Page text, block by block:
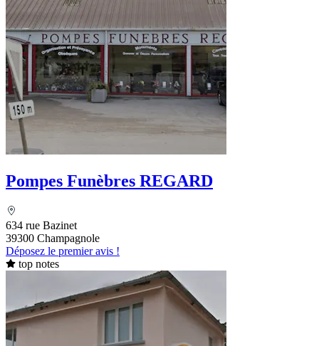
Pompes Funèbres REGARD
634 rue Bazinet
39300 Champagnole
Déposez le premier avis !
top notes